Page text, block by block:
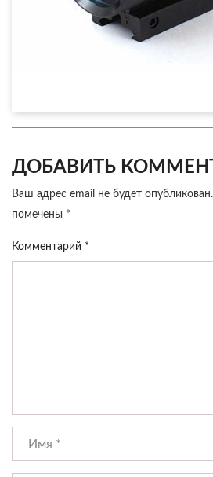
ДОБАВИТЬ
Ваш адрес email не будет опубликован.
помечены *
Комментарий *